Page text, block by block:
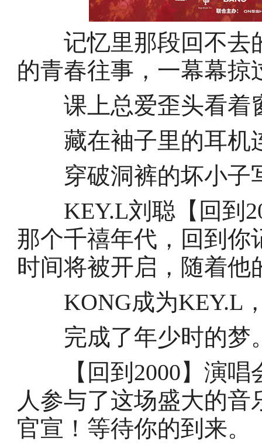
记忆里那段回不去
的青春往事，一幕幕
课上总爱歪头看着
藏在袖子里的耳机
穿破洞裤的坏小子
KEY.L刘聪【回到
那个千禧年代，回到
时间将被开启，随着
KONG成为KEY.L
完成了年少时的梦
【回到2000】演唱
人参与了这场盛大的
官宣！等待你的到来。